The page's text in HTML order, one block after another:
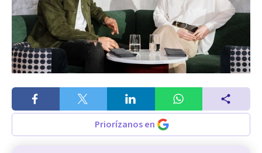
Priorízanos en